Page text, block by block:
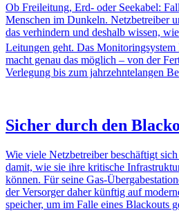
Ob Frei­lei­tung, Erd- oder Seekabel:
Menschen im Dunkeln. Netz­be­treiber
das verhin­dern und deshalb wissen,
Leitungen geht. Das
macht genau das möglich – von der
Verle­gung bis zum jahr­zehn­te­langen
Sicher durch den
Wie viele Netz­be­treiber beschäf­tigt
damit, wie sie ihre kriti­sche
können. Für seine Gas-
der Versorger daher künftig auf
spei­cher, um im Falle eines Black­outs